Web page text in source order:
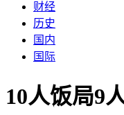
财经
历史
国内
国际
10人饭局9